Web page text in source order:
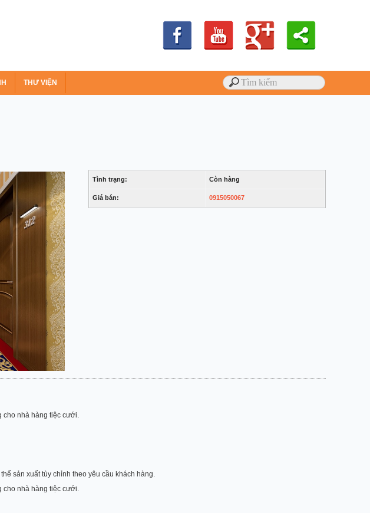
THƯ VIỆN
Tình trạng: Còn hàng
Giá bán: 0915050067
cho nhà hàng tiệc cưới.
sản xuất tùy chỉnh theo yêu cầu khách hàng.
cho nhà hàng tiệc cưới.